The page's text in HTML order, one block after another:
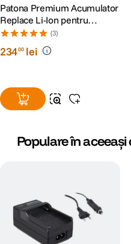
Patona Premium Acumulator
Replace Li-Ion pentru
Olympus BLH-1 2040mAh
(3)
23400 lei
Populare în